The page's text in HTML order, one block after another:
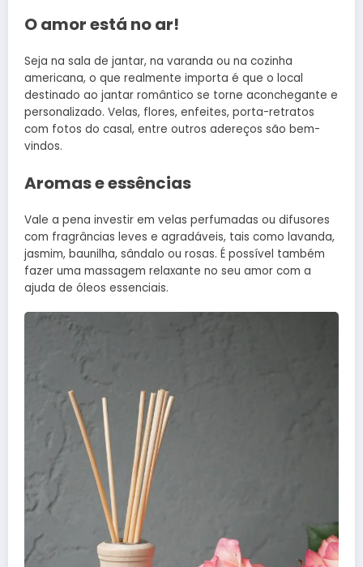
O amor está no ar!
Seja na sala de jantar, na varanda ou na cozinha
americana, o que realmente importa é que o local
destinado ao jantar romântico se torne aconchegante e
personalizado. Velas, flores, enfeites, porta-retratos
com fotos do casal, entre outros adereços são bem-
vindos.
Aromas e essências
Vale a pena investir em velas perfumadas ou difusores
com fragrâncias leves e agradáveis, tais como lavanda,
jasmim, baunilha, sândalo ou rosas. É possível também
fazer uma massagem relaxante no seu amor com a
ajuda de óleos essenciais.